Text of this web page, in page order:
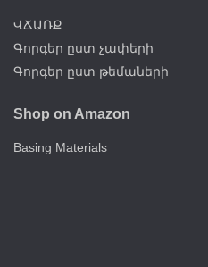
ՎՃԱՌՔ
Գորգեր ըստ չափերի
Գորգեր ըստ թեմաների
Shop on Amazon
Basing Materials